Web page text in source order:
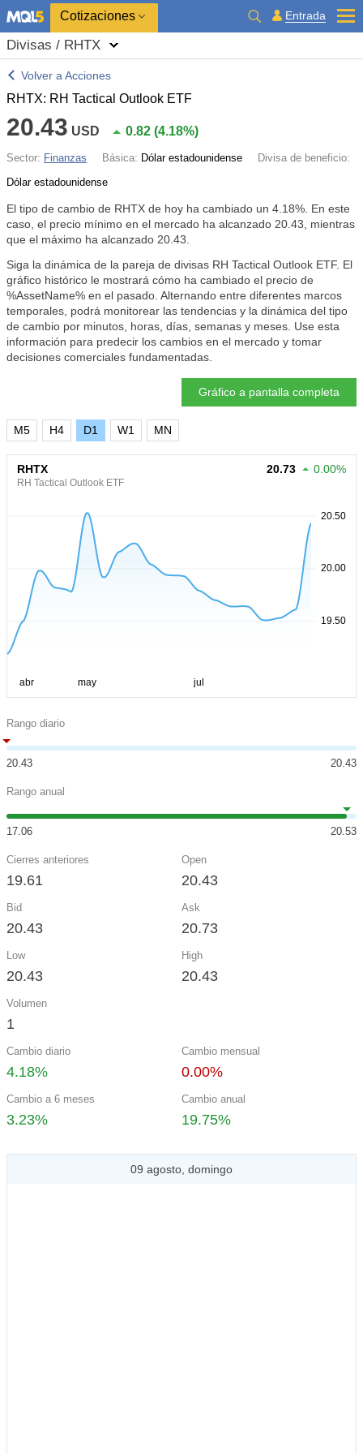
Cotizaciones Entrada
Divisas / RHTX
Volver a Acciones
RHTX: RH Tactical Outlook ETF
20.43 USD 0.82 (4.18%)
Sector: Finanzas Básica: Dólar estadounidense
Divisa de beneficio:
Dólar estadounidense
El tipo de cambio de RHTX de hoy ha cambiado un 4.18% . En este
caso, el precio mínimo en el mercado ha alcanzado 20.43, mientras
que el máximo ha alcanzado 20.43.
Siga la dinámica de la pareja de divisas RH Tactical Outlook ETF. El
gráfico histórico le mostrará cómo ha cambiado el precio de
%AssetName% en el pasado. Alternando entre diferentes marcos
temporales, podrá monitorear las tendencias y la dinámica del tipo
de cambio por minutos, horas, días, semanas y meses. Use esta
información para predecir los cambios en el mercado y tomar
decisiones comerciales fundamentadas.
Gráfico a pantalla completa
M5 H4 D1 W1 MN
RHTX
RH Tactical Outlook ETF
20.73 0.00%
Rango diario
20.43 20.43
Rango anual
17.06 20.53
Cierres anteriores
19.61
Open
20.43
Bid
20.43
Ask
20.73
Low
20.43
High
20.43
Volumen
1
Cambio diario
4.18%
Cambio mensual
0.00%
Cambio a 6 meses
3.23%
Cambio anual
19.75%
09 agosto, domingo